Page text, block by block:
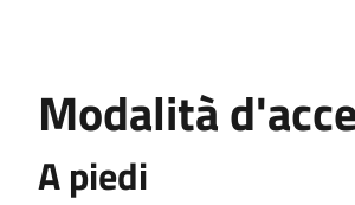
Modalità
A piedi